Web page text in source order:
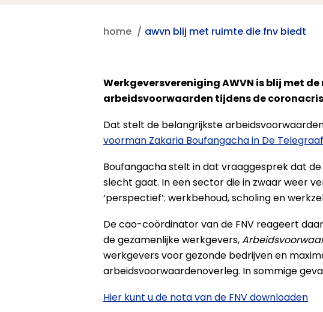
home awvn blij met ruimte die fnv biedt
Werkgeversvereniging AWVN is blij met
arbeidsvoorwaarden tijdens de
Dat stelt de belangrijkste
voorman Zakaria Boufangacha in De Telegraaf
Boufangacha stelt in dat vraaggesprek dat
slecht gaat. In een sector die in zwaar weer
‘perspectief’: werkbehoud, scholing en
De cao-coördinator van de FNV reageert
de gezamenlijke werkgevers,
werkgevers voor gezonde bedrijven en
arbeidsvoorwaardenoverleg. In sommige
Hier kunt u de nota van de FNV downloaden